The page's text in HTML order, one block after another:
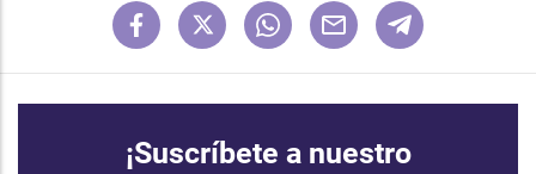
¡Suscríbete a nuestro